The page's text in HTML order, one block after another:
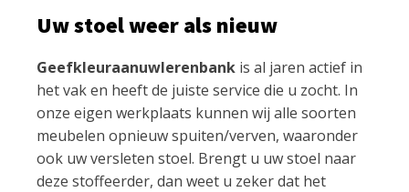
Uw stoel weer als nieuw
Geefkleuraanuwlerenbank is al jaren actief in
het vak en heeft de juiste service die u zocht. In
onze eigen werkplaats kunnen wij alle soorten
meubelen opnieuw spuiten/verven, waaronder
ook uw versleten stoel. Brengt u uw stoel naar
deze stoffeerder, dan weet u zeker dat het